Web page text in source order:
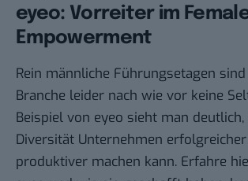
eyeo: Vorreiter im
Empowerment
Rein männliche Führungsetagen
Branche leider nach wie vor keine
Beispiel von eyeo sieht man deutlich,
Diversität Unternehmen
produktiver machen kann. Erfahre